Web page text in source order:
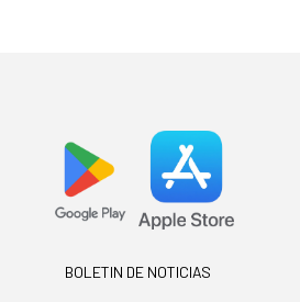
BOLETIN DE NOTICIAS